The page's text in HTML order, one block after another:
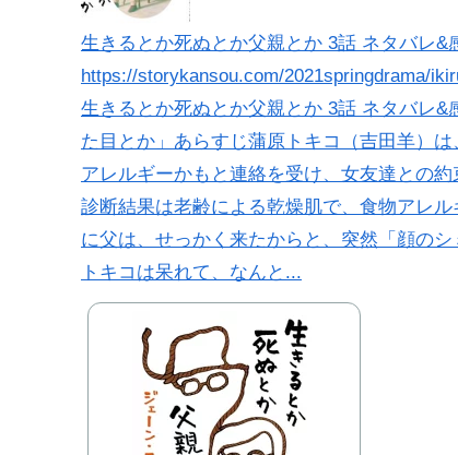
生きるとか死ぬとか父親とか 3話 ネタバレ
https://storykansou.com/2021springdrama/
生きるとか死ぬとか父親とか 3話 ネタバレ
た目とか」あらすじ蒲原トキコ（吉田羊）
アレルギーかもと連絡を受け、女友達との
診断結果は老齢による乾燥肌で、食物アレ
に父は、せっかく来たからと、突然「顔の
トキコは呆れて、なんと...